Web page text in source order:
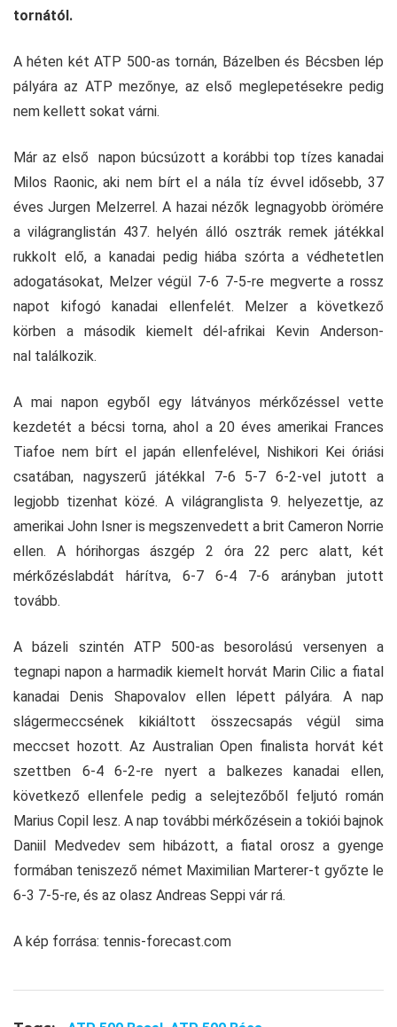
tornától.
A héten két ATP 500-as tornán, Bázelben és Bécsben lép
pályára az ATP mezőnye, az első meglepetésekre pedig
nem kellett sokat várni.
Már az első napon búcsúzott a korábbi top tízes kanadai
Milos Raonic, aki nem bírt el a nála tíz évvel idősebb, 37
éves Jurgen Melzerrel. A hazai nézők legnagyobb örömére
a világranglistán 437. helyén álló osztrák remek játékkal
rukkolt elő, a kanadai pedig hiába szórta a védhetetlen
adogatásokat, Melzer végül 7-6 7-5-re megverte a rossz
napot kifogó kanadai ellenfelét. Melzer a következő
körben a második kiemelt dél-afrikai Kevin Anderson-
nal találkozik.
A mai napon egyből egy látványos mérkőzéssel vette
kezdetét a bécsi torna, ahol a 20 éves amerikai Frances
Tiafoe nem bírt el japán ellenfelével, Nishikori Kei óriási
csatában, nagyszerű játékkal 7-6 5-7 6-2-vel jutott a
legjobb tizenhat közé. A világranglista 9. helyezettje, az
amerikai John Isner is megszenvedett a brit Cameron Norrie
ellen. A hórihorgas ászgép 2 óra 22 perc alatt, két
mérkőzéslabdát hárítva, 6-7 6-4 7-6 arányban jutott
tovább.
A bázeli szintén ATP 500-as besorolású versenyen a
tegnapi napon a harmadik kiemelt horvát Marin Cilic a fiatal
kanadai Denis Shapovalov ellen lépett pályára. A nap
slágermeccsének kikiáltott összecsapás végül sima
meccset hozott. Az Australian Open finalista horvát két
szettben 6-4 6-2-re nyert a balkezes kanadai ellen,
következő ellenfele pedig a selejtezőből feljutó román
Marius Copil lesz. A nap további mérkőzésein a tokiói bajnok
Daniil Medvedev sem hibázott, a fiatal orosz a gyenge
formában teniszező német Maximilian Marterer-t győzte le
6-3 7-5-re, és az olasz Andreas Seppi vár rá.
A kép forrása: tennis-forecast.com